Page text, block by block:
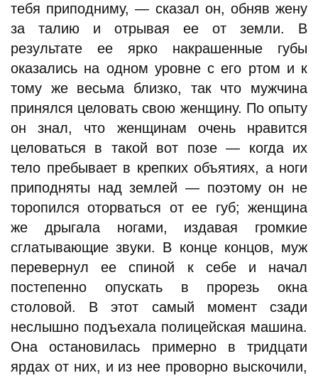
тебя приподниму, — сказал он, обняв жену
за талию и отрывая ее от земли. В
результате ее ярко накрашенные губы
оказались на одном уровне с его ртом и к
тому же весьма близко, так что мужчина
принялся целовать свою женщину. По опыту
он знал, что женщинам очень нравится
целоваться в такой вот позе — когда их
тело пребывает в крепких объятиях, а ноги
приподняты над землей — поэтому он не
торопился оторваться от ее губ; женщина
же дрыгала ногами, издавая громкие
сглатывающие звуки. В конце концов, муж
перевернул ее спиной к себе и начал
постепенно опускать в прорезь окна
столовой. В этот самый момент сзади
неслышно подъехала полицейская машина.
Она остановилась примерно в тридцати
ярдах от них, и из нее проворно выскочили,